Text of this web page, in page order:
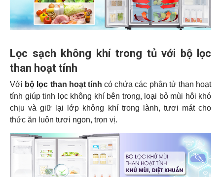
Lọc sạch không khí trong tủ với bộ lọc
than hoạt tính
Với bộ lọc than hoạt tính có chứa các phân tử than hoạt
tính giúp tinh lọc không khí bên trong, loại bỏ mùi hôi khó
chịu và giữ lại lớp không khí trong lành, tươi mát cho
thức ăn luôn tươi ngon, trọn vị.